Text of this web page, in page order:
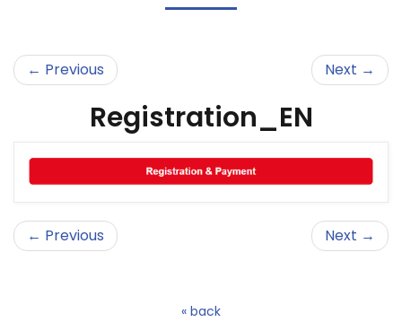
← Previous Next →
Registration_EN
← Previous Next →
« back